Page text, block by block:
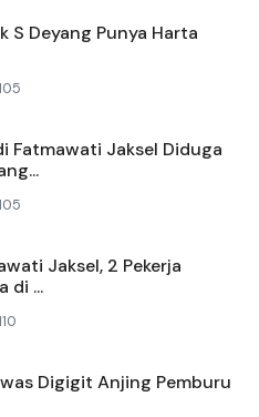
S Deyang Punya Harta
Fatmawati Jaksel Diduga
Jaksel, 2 Pekerja
di ...
Digigit Anjing Pemburu